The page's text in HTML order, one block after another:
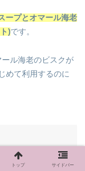
ープとオマール海老
)です。
ル海老のビスクが
めて利用するのに
トップ サイドバー